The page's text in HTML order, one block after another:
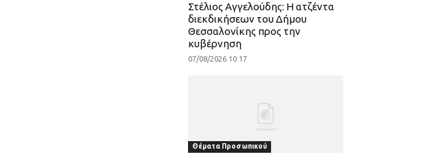
Στέλιος Αγγελούδης: Η ατζέντα
διεκδικήσεων του Δήμου
Θεσσαλονίκης προς την
κυβέρνηση
07/08/2026 10:17
Θέματα Προσωπικού